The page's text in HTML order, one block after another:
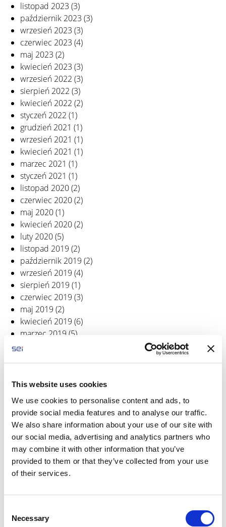
This website uses cookies
We use cookies to personalise content and ads, to
provide social media features and to analyse our traffic.
We also share information about your use of our site with
our social media, advertising and analytics partners who
may combine it with other information that you’ve
provided to them or that they’ve collected from your use
of their services.
Necessary
listopad 2023 (3)
październik 2023 (3)
wrzesień 2023 (3)
czerwiec 2023 (4)
maj 2023 (2)
kwiecień 2023 (3)
wrzesień 2022 (3)
sierpień 2022 (3)
kwiecień 2022 (2)
styczeń 2022 (1)
grudzień 2021 (1)
wrzesień 2021 (1)
kwiecień 2021 (1)
marzec 2021 (1)
styczeń 2021 (1)
listopad 2020(2)
czerwiec 2020(2)
maj 2020(1)
kwiecień 2020(2)
luty 2020(5)
listopad 2019 (2)
październik 2019 (2)
wrzesień 2019 (4)
sierpień 2019 (1)
czerwiec 2019 (3)
maj 2019 (2)
kwiecień 2019 (6)
marzec 2019(5)
styczeń 2019
październik 2018(3)
sierpień 2018 (1)
czerwiec 2018(3)
maj 2018(2)
kwiecień 2018 (3)
marzec 2018 (6)
luty 2018 (1)
styczeń 2018(5)
październik 2017